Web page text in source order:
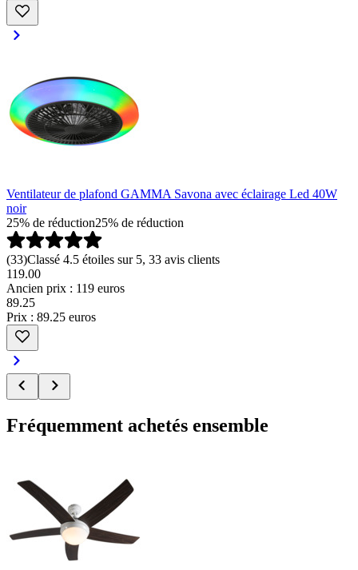
Ventilateur de plafond GAMMA Savona avec éclairage Led 40W
noir
25% de réduction25% de réduction
(33)Classé 4.5 étoiles sur 5, 33 avis clients
119.00
Ancien prix : 119 euros
89.25
Prix : 89.25 euros
Fréquemment achetés ensemble